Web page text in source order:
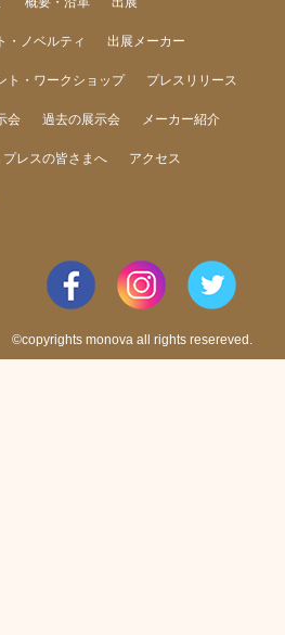
・ノベルティ 出展メーカー
ト・ワークショップ プレスリリース
会 過去の展示会 メーカー紹介
レスの皆さまへ アクセス
©copyrights monova all rights resereved.